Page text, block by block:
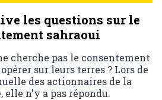
les questions sur le
sahraoui
cherche pas le consentement
sur leurs terres ? Lors de
des actionnaires de la
elle n'y a pas répondu.